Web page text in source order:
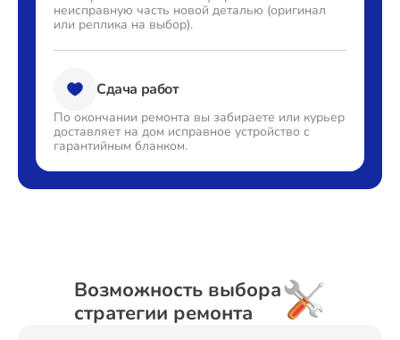
неисправную часть новой деталью (оригинал
или реплика на выбор).
Сдача работ
По окончании ремонта вы забираете или курьер
доставляет на дом исправное устройство с
гарантийным бланком.
Возможность выбора
стратегии ремонта